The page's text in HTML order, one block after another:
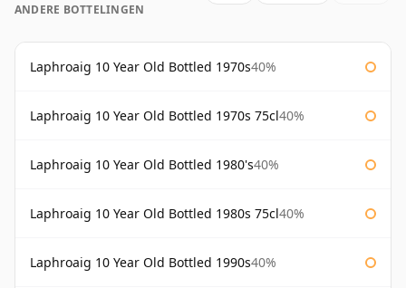
ANDERE BOTTELINGEN
Laphroaig 10 Year Old Bottled 1970s40%
Laphroaig 10 Year Old Bottled 1970s 75cl40%
Laphroaig 10 Year Old Bottled 1980's40%
Laphroaig 10 Year Old Bottled 1980s 75cl40%
Laphroaig 10 Year Old Bottled 1990s40%